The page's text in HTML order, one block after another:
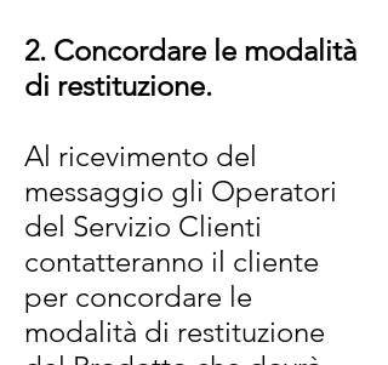
2. Concordare le modalità
di restituzione.
Al ricevimento del
messaggio gli Operatori
del Servizio Clienti
contatteranno il cliente
per concordare le
modalità di restituzione